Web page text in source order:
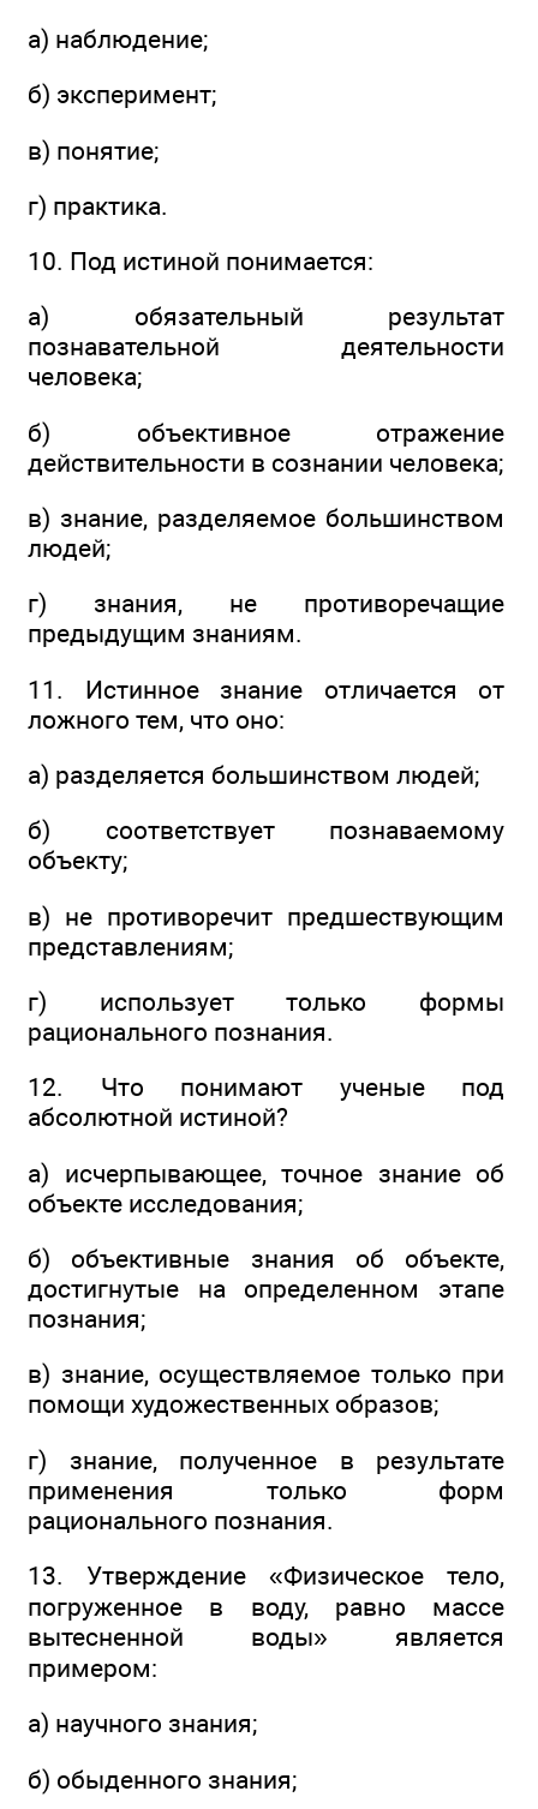
а) наблюдение;
б) эксперимент;
в) понятие;
г) практика.
10. Под истиной понимается:
а) обязательный результат
познавательной деятельности
человека;
б) объективное отражение
действительности в сознании человека;
в) знание, разделяемое большинством
людей;
г) знания, не противоречащие
предыдущим знаниям.
11. Истинное знание отличается от
ложного тем, что оно:
а) разделяется большинством людей;
б) соответствует познаваемому
объекту;
в) не противоречит предшествующим
представлениям;
г) использует только формы
рационального познания.
12. Что понимают ученые под
абсолютной истиной?
а) исчерпывающее, точное знание об
объекте исследования;
б) объективные знания об объекте,
достигнутые на определенном этапе
познания;
в) знание, осуществляемое только при
помощи художественных образов;
г) знание, полученное в результате
применения только форм
рационального познания.
13. Утверждение «Физическое тело,
погруженное в воду, равно массе
вытесненной воды» является
примером:
а) научного знания;
б) обыденного знания;